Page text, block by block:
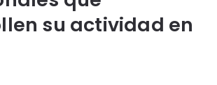
su actividad en